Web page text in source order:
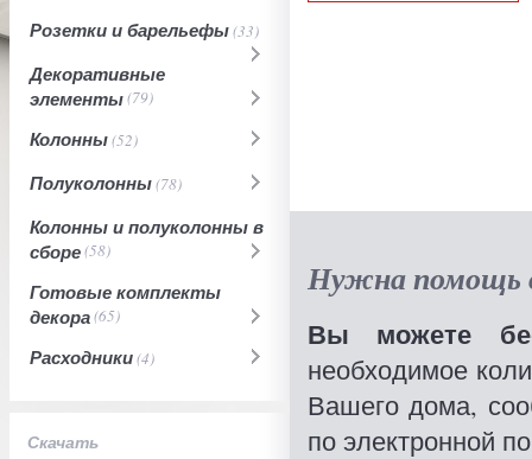
Розетки и барельефы(33)
Декоративные
элементы(79)
Колонны(52)
Полуколонны(78)
Колонны и полуколонны в
сборе(58)
Готовые комплекты
декора(65)
Расходники(4)
Скачать
Нужна помощь
Вы можете
необходимое
Вашего дома,
по электронной